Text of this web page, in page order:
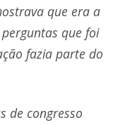
que era a
que foi
fazia parte do
de congresso